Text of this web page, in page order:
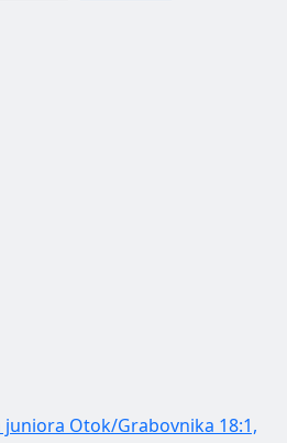
Otok/Grabovnika 18:1,